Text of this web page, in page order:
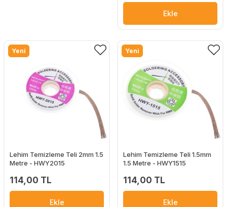
Ekle
Yeni
Lehim Temizleme Teli 2mm 1.5
Metre - HWY2015
114,00 TL
Ekle
Yeni
Lehim Temizleme Teli 1.5mm
1.5 Metre - HWY1515
114,00 TL
Ekle